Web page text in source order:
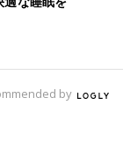
べく日々奮闘
by